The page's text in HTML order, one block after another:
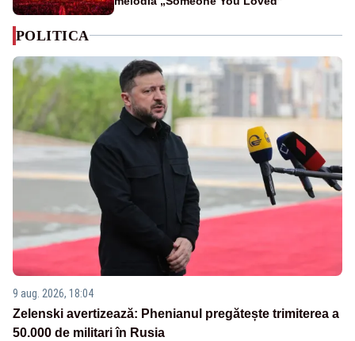
POLITICA
9 aug. 2026, 18:04
Zelenski avertizează: Phenianul pregătește trimiterea a
50.000 de militari în Rusia